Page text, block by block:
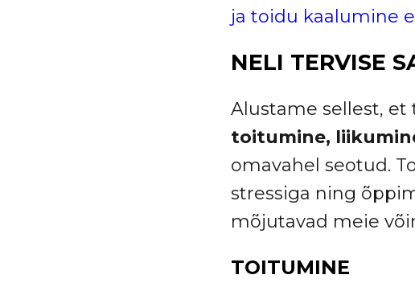
ja toidu kaalumine
NELI TERVISE
Alustame sellest, et
toitumine,
omavahel seotud.
stressiga ning
mõjutavad meie
TOITUMINE